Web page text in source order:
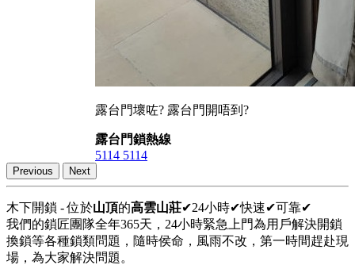
露台門壞咗? 露台門開唔到?
露台門鎖熱線
5114 5114
Previous Next
木下開鎖 - 位於山頂的高雲山莊✔24小時✔快速✔可靠✔
我們的鎖匠團隊全年365天，24小時緊急上門為用戶解決開鎖
換鎖等各種鎖類問題，隨時侯命，風雨不改，第一時間趕赴現
場，為大家解決問題。